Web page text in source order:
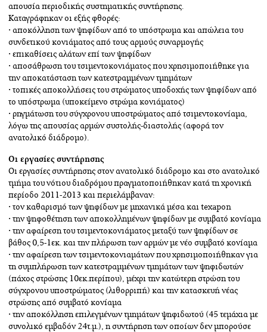
απουσία περιοδικής συστηματικής συντήρησης.
Καταγράφηκαν οι εξής φθορές:
• αποκόλληση των ψηφίδων από το υπόστρωμα και απώλεια του
συνδετικού κονιάματος από τους αρμούς συναρμογής
• επικαθίσεις αλάτων επί των ψηφίδων
• αποσάθρωση του τσιμεντοκονιάματος που χρησιμοποιήθηκε για
την αποκατάσταση των κατεστραμμένων τμημάτων
• τοπικές αποκολλήσεις του στρώματος υποδοχής των ψηφίδων από
το υπόστρωμα (υποκείμενο στρώμα κονιάματος)
• ρηγμάτωση του σύγχρονου υποστρώματος από τσιμεντοκονίαμα,
λόγω της απουσίας αρμών συστολής-διαστολής (αφορά τον
ανατολικό διάδρομο).
Οι εργασίες συντήρησης
Οι εργασίες συντήρησης στον ανατολικό διάδρομο και στο ανατολικό
τμήμα του νότιου διαδρόμου πραγματοποιήθηκαν κατά τη χρονική
περίοδο 2011-2013 και περιελάμβαναν:
• τον καθαρισμό των ψηφίδων με μηχανικά μέσα και texapon
• την ψηφοθέτηση των αποκολλημένων ψηφίδων με συμβατό κονίαμα
• την αφαίρεση του τσιμεντοκονιάματος μεταξύ των ψηφίδων σε
βάθος 0,5-1εκ. και την πλήρωση των αρμών με νέο συμβατό κονίαμα
• την αφαίρεση των τσιμεντοκονιαμάτων που χρησιμοποιήθηκαν για
τη συμπλήρωση των κατεστραμμένων τμημάτων των ψηφιδωτών
(πάχος στρώσης 10εκ.περίπου), μέχρι την κατώτερη στρώση του
σύγχρονου υποστρώματος (λιθορριπή) και την κατασκευή νέας
στρώσης από συμβατό κονίαμα
• την αποκόλληση επιλεγμένων τμημάτων ψηφιδωτού (45 τεμάχια με
συνολικό εμβαδόν 24τ.μ.), η συντήρηση των οποίων δεν μπορούσε